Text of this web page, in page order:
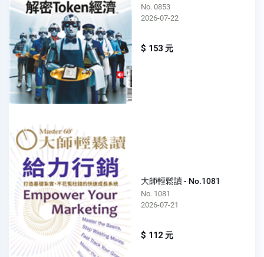
No. 0853
2026-07-22
$ 153 元
大師輕鬆讀 - No.1081
No. 1081
2026-07-21
$ 112 元